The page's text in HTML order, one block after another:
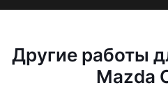
Другие работы
Mazda